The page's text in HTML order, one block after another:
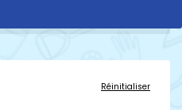
Réinitialiser